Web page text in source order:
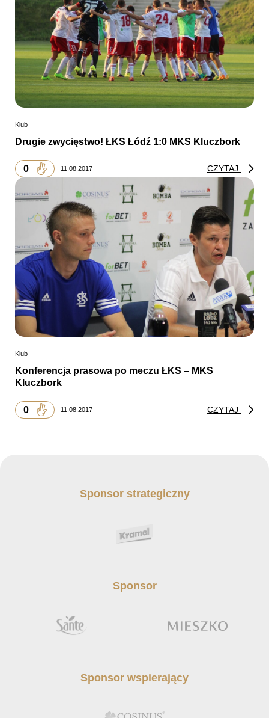
Klub
Drugie zwycięstwo! ŁKS Łódź 1:0 MKS Kluczbork
0 11.08.2017 CZYTAJ
Klub
Konferencja prasowa po meczu ŁKS – MKS
Kluczbork
0 11.08.2017 CZYTAJ
Sponsor strategiczny
Sponsor
Sponsor wspierający